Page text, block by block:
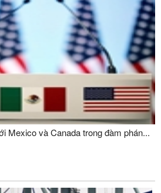
Mexico và Canada trong đàm phán...